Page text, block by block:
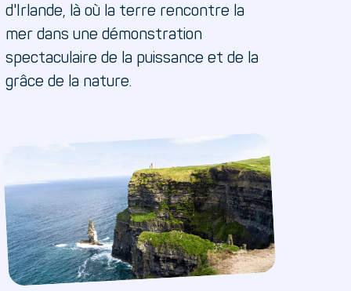
d'Irlande, là où la terre rencontre la
mer dans une démonstration
spectaculaire de la puissance et de la
grâce de la nature.